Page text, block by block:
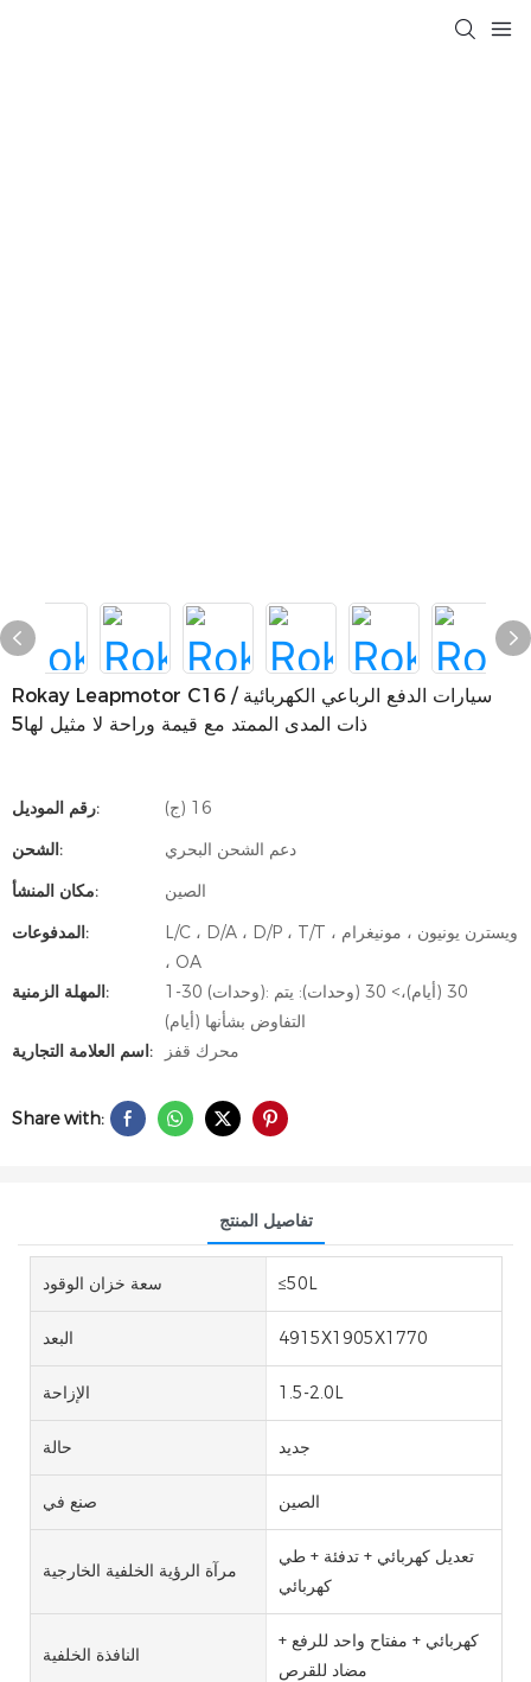
Rokay Leapmotor C16 / سيارات الدفع الرباعي الكهربائية
ذات المدى الممتد مع قيمة وراحة لا مثيل لها5
رقم الموديل:
(ج) 16
الشحن:
دعم الشحن البحري
مكان المنشأ:
الصين
المدفوعات:
L/C ، D/A ، D/P ، T/T ، ويسترن يونيون ، مونيغرام
، OA
المهلة الزمنية:
1-30 (وحدات): 30 (أيام)،> 30 (وحدات): يتم
التفاوض بشأنها (أيام)
اسم العلامة التجارية:
محرك قفز
Share with:
تفاصيل المنتج
سعة خزان الوقود ≤50L
البعد 4915X1905X1770
الإزاحة 1.5-2.0L
حالة جديد
صنع في الصين
مرآة الرؤية الخلفية الخارجية
تعديل كهربائي + تدفئة + طي
كهربائي
النافذة الخلفية
كهربائي + مفتاح واحد للرفع +
مضاد للقرص